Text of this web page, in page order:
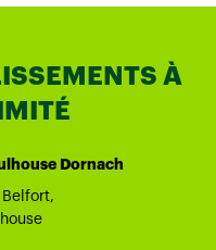
À
Dornach
Belfort,